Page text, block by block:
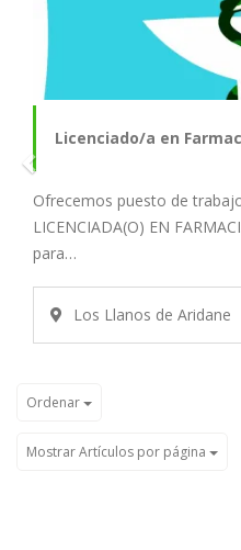
Licenciado/a en
Ofrecemos puesto de
LICENCIADA(O) EN
para…
Los Llanos de Aridane
Ordenar
Mostrar Artículos por página